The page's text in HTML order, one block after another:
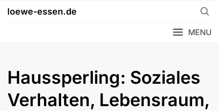
loewe-essen.de
MENU
Haussperling: Soziales
Verhalten, Lebensraum,